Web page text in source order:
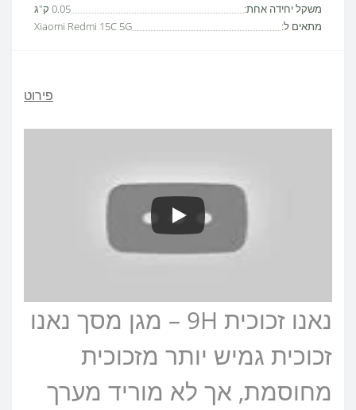
משקל יחידה אחת:
0.05 ק"ג
מתאים ל:
Xiaomi Redmi 15C 5G
פירוט
נאנו זכוכית 9H – מגן מסך נאנו
זכוכית גמיש יותר מזכוכית
מחוסמת, אך לא מוריד מערך